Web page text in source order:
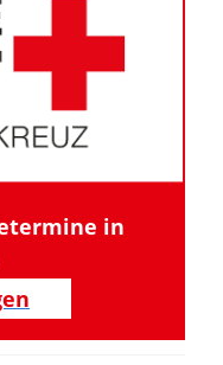
in